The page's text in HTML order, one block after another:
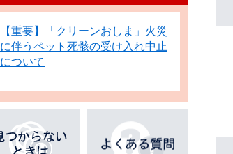
【重要】「クリーンおしま」火災
に伴うペット死骸の受け入れ中止
について